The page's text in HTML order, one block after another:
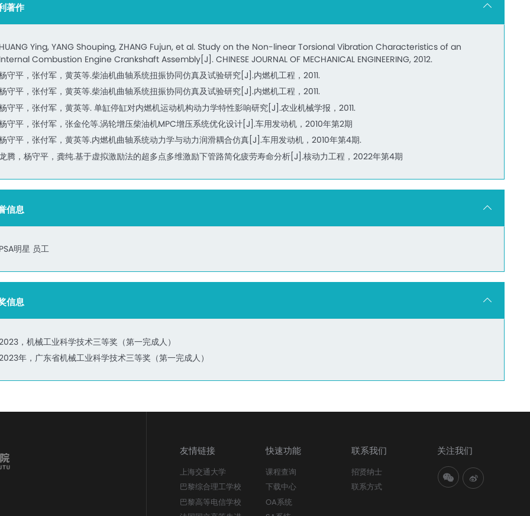
著作
Ying, YANG Shouping, ZHANG Fujun, et al. Study on the Non-linear Torsional Vibration Characteristics of an
Combustion Engine Crankshaft Assembly[J]. CHINESE JOURNAL OF MECHANICAL ENGINEERING, 2012.
守平，张付军，黄英等.柴油机曲轴系统扭振协同仿真及试验研究[J].内燃机工程，2011.
守平，张付军，黄英等.柴油机曲轴系统扭振协同仿真及试验研究[J].内燃机工程，2011.
守平，张付军，黄英等. 单缸停缸对内燃机运动机构动力学特性影响研究[J].农业机械学报，2011.
守平，张付军，张金伦等.涡轮增压柴油机MPC增压系统优化设计[J].车用发动机，2010年第2期
守平，张付军，黄英等.内燃机曲轴系统动力学与动力润滑耦合仿真[J].车用发动机，2010年第4期.
腾，杨守平，龚纯.基于虚拟激励法的超多点多维激励下管路简化疲劳寿命分析[J].核动力工程，2022年第4期
信息
明星 员工
信息
，机械工业科学技术三等奖（第一完成人）
年，广东省机械工业科学技术三等奖（第一完成人）
友情链接
上海交通大学
巴黎综合理工学校
巴黎高等电信学校
快速功能
课程查询
下载中心
OA系统
联系我们
招贤纳士
联系方式
关注我们